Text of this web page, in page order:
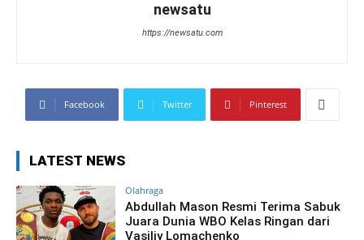
newsatu
https://newsatu.com
Facebook Twitter Pinterest
LATEST NEWS
Olahraga
Abdullah Mason Resmi Terima Sabuk
Juara Dunia WBO Kelas Ringan dari
Vasiliy Lomachenko